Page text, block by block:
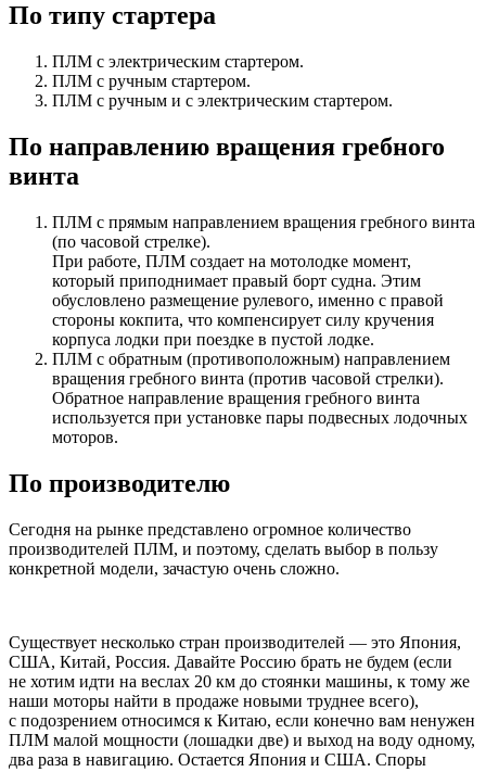
По типу стартера
ПЛМ с электрическим стартером.
ПЛМ с ручным стартером.
ПЛМ с ручным и с электрическим стартером.
По направлению вращения гребного
винта
ПЛМ с прямым направлением вращения гребного винта
(по часовой стрелке).
При работе, ПЛМ создает на мотолодке момент,
который приподнимает правый борт судна. Этим
обусловлено размещение рулевого, именно с правой
стороны кокпита, что компенсирует силу кручения
корпуса лодки при поездке в пустой лодке.
ПЛМ с обратным (противоположным) направлением
вращения гребного винта (против часовой стрелки).
Обратное направление вращения гребного винта
используется при установке пары подвесных лодочных
моторов.
По производителю
Сегодня на рынке представлено огромное количество
производителей ПЛМ, и поэтому, сделать выбор в пользу
конкретной модели, зачастую очень сложно.
Существует несколько стран производителей — это Япония,
США, Китай, Россия. Давайте Россию брать не будем (если
не хотим идти на веслах 20 км до стоянки машины, к тому же
наши моторы найти в продаже новыми труднее всего),
с подозрением относимся к Китаю, если конечно вам ненужен
ПЛМ малой мощности (лошадки две) и выход на воду одному,
два раза в навигацию. Остается Япония и США. Споры